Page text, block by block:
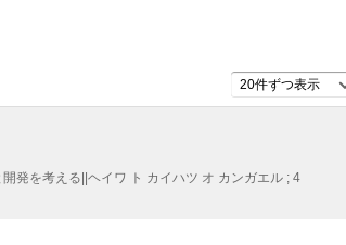
20件ずつ表示
発を考える||ヘイワ ト カイハツ オ カンガエル ; 4